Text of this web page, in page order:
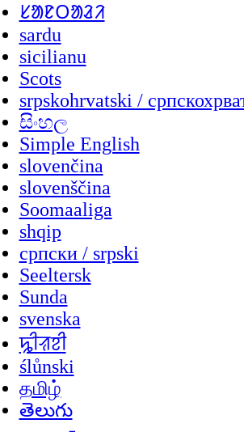
ᱥᱟᱱᱛᱟᱲᱤ
sardu
sicilianu
Scots
srpskohrvatski /
සිංහල
Simple English
slovenčina
slovenščina
Soomaaliga
shqip
српски / srpski
Seeltersk
Sunda
svenska
ꠍꠤꠟꠐꠤ
ślůnski
தமிழ்
తెలుగు